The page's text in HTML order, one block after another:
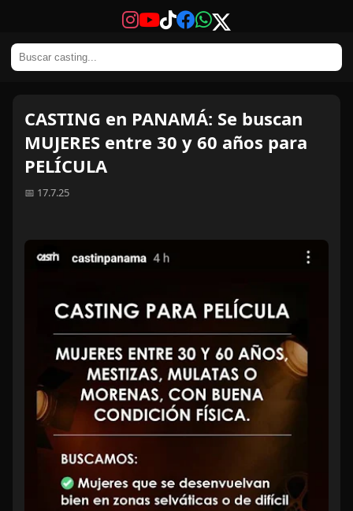
CASTING en PANAMÁ: Se buscan
MUJERES entre 30 y 60 años para
PELÍCULA
📅 17.7.25